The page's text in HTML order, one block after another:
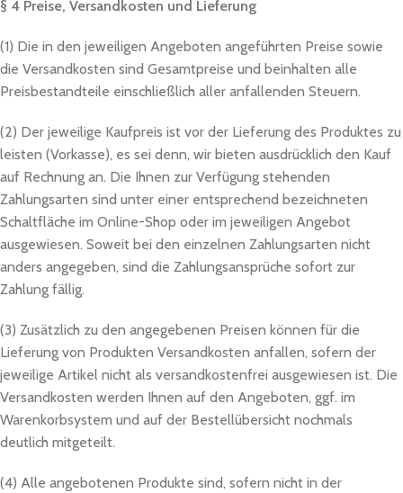
§ 4 Preise, Versandkosten und Lieferung
(1) Die in den jeweiligen Angeboten angeführten Preise sowie
die Versandkosten sind Gesamtpreise und beinhalten alle
Preisbestandteile einschließlich aller anfallenden Steuern.
(2) Der jeweilige Kaufpreis ist vor der Lieferung des Produktes zu
leisten (Vorkasse), es sei denn, wir bieten ausdrücklich den Kauf
auf Rechnung an. Die Ihnen zur Verfügung stehenden
Zahlungsarten sind unter einer entsprechend bezeichneten
Schaltfläche im Online-Shop oder im jeweiligen Angebot
ausgewiesen. Soweit bei den einzelnen Zahlungsarten nicht
anders angegeben, sind die Zahlungsansprüche sofort zur
Zahlung fällig.
(3) Zusätzlich zu den angegebenen Preisen können für die
Lieferung von Produkten Versandkosten anfallen, sofern der
jeweilige Artikel nicht als versandkostenfrei ausgewiesen ist. Die
Versandkosten werden Ihnen auf den Angeboten, ggf. im
Warenkorbsystem und auf der Bestellübersicht nochmals
deutlich mitgeteilt.
(4) Alle angebotenen Produkte sind, sofern nicht in der